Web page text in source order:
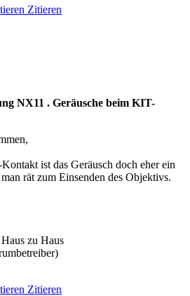
Zitieren
NX11 . Geräusche beim KIT-
ist das Geräusch doch eher ein
rät zum Einsenden des Objektivs.
zu Haus
Zitieren